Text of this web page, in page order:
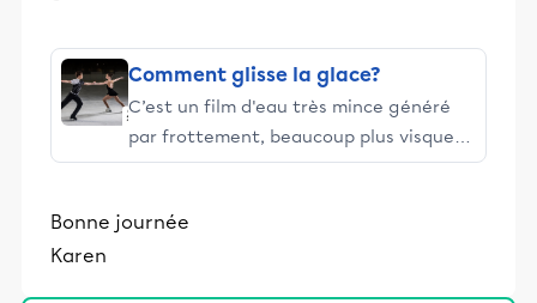
Comment glisse la glace?
C’est un film d'eau très mince généré
par frottement, beaucoup plus visqueux
que l'eau elle-même, qui donne le
montré des ingénieurs français associés
Bonne journée
Karen